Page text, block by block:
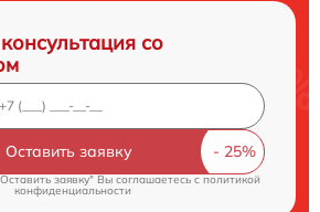
со
Оставить заявку
заявку" Вы соглашаетесь cполитикой
конфиденциальности